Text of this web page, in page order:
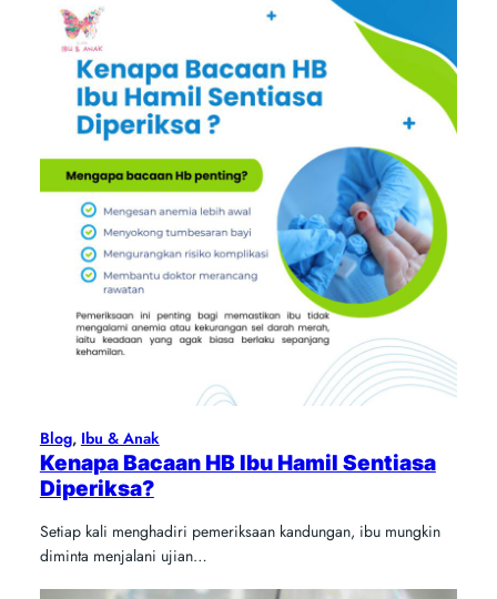
Blog, Ibu & Anak
Kenapa Bacaan HB Ibu Hamil Sentiasa
Diperiksa?
Setiap kali menghadiri pemeriksaan kandungan, ibu mungkin
diminta menjalani ujian…